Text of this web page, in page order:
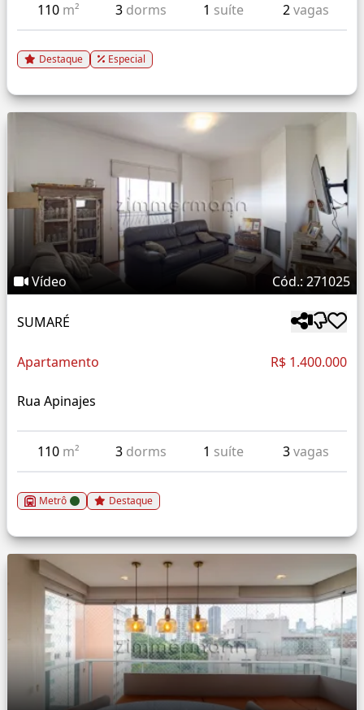
110 m² 3 dorms 1 suíte 2vagas
Destaque Especial
Vídeo Cód.: 271025
SUMARÉ
Apartamento R$ 1.400.000
Rua Apinajes
110 m² 3 dorms 1 suíte 3vagas
Metrô Destaque